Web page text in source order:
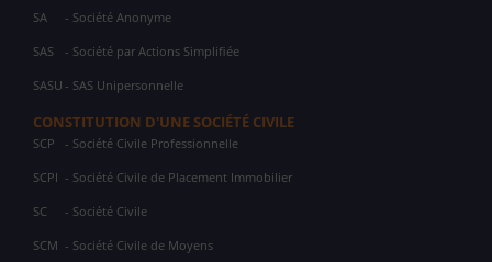
SA - Société Anonyme
SAS - Société par Actions Simplifiée
SASU - SAS Unipersonnelle
CONSTITUTION D'UNE SOCIÉTÉ CIVILE
SCP - Société Civile Professionnelle
SCPI - Société Civile de Placement Immobilier
SC - Société Civile
SCM - Société Civile de Moyens